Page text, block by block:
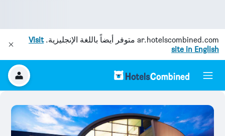
ar.hotelscombined.com متوفر أيضاً باللغة الإنجليزية.Visit
site in English